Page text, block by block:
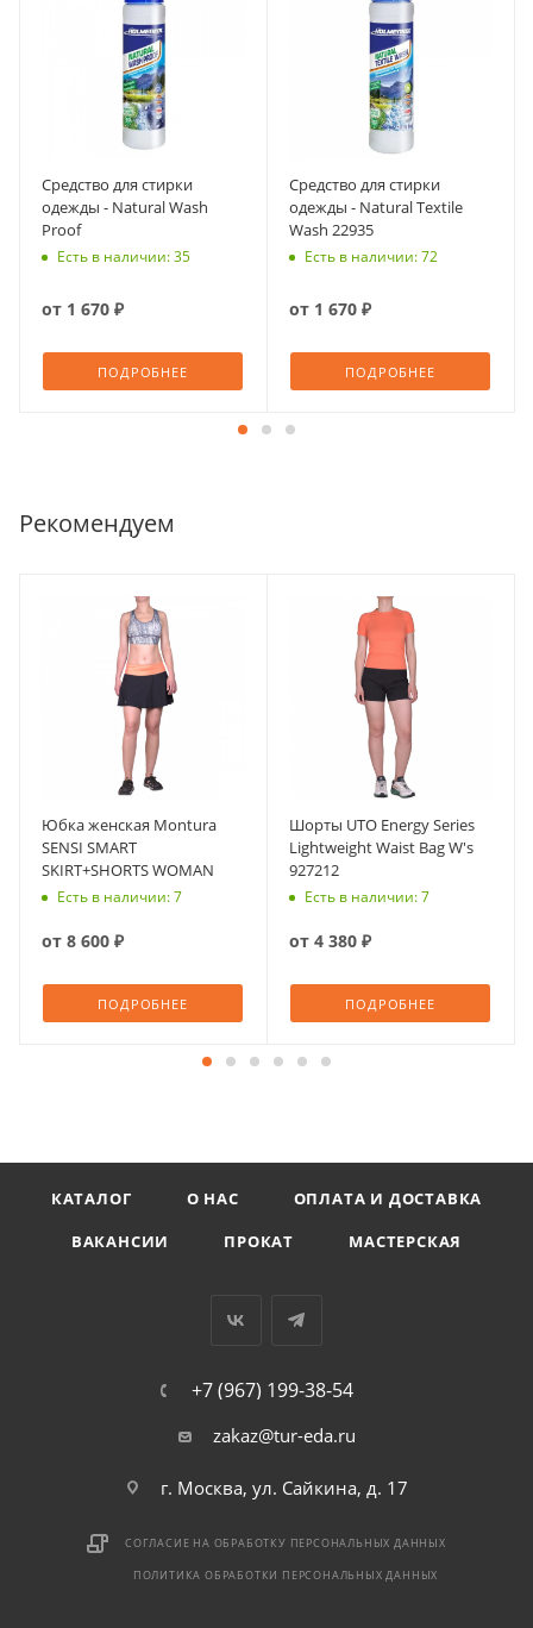
Средство для стирки
одежды - Natural Wash
Proof
Есть в наличии: 35
от 1 670 ₽
ПОДРОБНЕЕ
Средство для стирки
одежды - Natural Textile
Wash 22935
Есть в наличии: 72
от 1 670 ₽
ПОДРОБНЕЕ
Рекомендуем
Юбка женская Montura
SENSI SMART
SKIRT+SHORTS WOMAN
Есть в наличии: 7
от 8 600 ₽
ПОДРОБНЕЕ
Шорты UTO Energy Series
Lightweight Waist Bag W's
927212
Есть в наличии: 7
от 4 380 ₽
ПОДРОБНЕЕ
КАТАЛОГ О НАС
ОПЛАТА И ДОСТАВКА
ВАКАНСИИ
ПРОКАТ МАСТЕРСКАЯ
+7 (967) 199-38-54
zakaz@tur-eda.ru
г. Москва, ул. Сайкина, д. 17
СОГЛАСИЕ НА ОБРАБОТКУ ПЕРСОНАЛЬНЫХ ДАННЫХ
ПОЛИТИКА ОБРАБОТКИ ПЕРСОНАЛЬНЫХ ДАННЫХ